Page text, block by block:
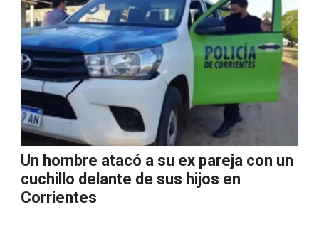
Un hombre atacó a su ex pareja con un
cuchillo delante de sus hijos en
Corrientes